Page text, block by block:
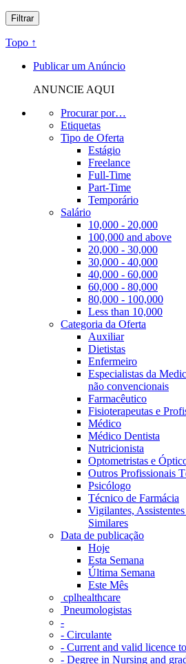
Topo ↑
Publicar um Anúncio
ANUNCIE AQUI
Procurar por…
Etiquetas
Tipo de Oferta
Estágio
Freelance
Full-Time
Part-Time
Temporário
Salário
10,000 - 20,000
100,000 and above
20,000 - 30,000
30,000 - 40,000
40,000 - 60,000
60,000 - 80,000
80,000 - 100,000
Less than 10,000
Categoria da Oferta
Auxiliar
Dietistas
Enfermeiro
Especialistas da
não convencionais
Farmacêutico
Fisioterapeutas e
Médico
Médico Dentista
Nutricionista
Optometristas e
Outros Profissionais
Psicólogo
Técnico de Farmácia
Vigilantes,
Similares
Data de publicação
Hoje
Esta Semana
Última Semana
Este Mês
‎ cplhealthcare‬
Pneumologistas
-
- Circulante
- Current and valid licence
- Degree in Nursing and